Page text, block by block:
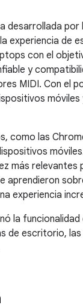
desarrollada por
experiencia de
con el
y
MIDI. Con el
como las
más relevantes
aprendieron
experiencia
la
de escritorio,